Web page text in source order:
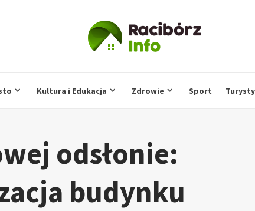
Kultura i Edukacja Zdrowie Sport
odsłonie:
budynku